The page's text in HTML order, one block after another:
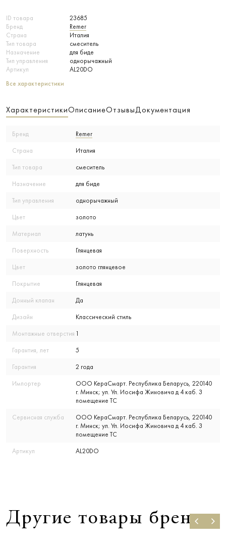
ID товара
23685
Бренд
Remer
Страна
Италия
Тип товара
смеситель
Назначение
для биде
Тип управления
однорычажный
Артикул
AL20DO
Все характеристики
ХарактеристикиОписаниеОтзывыДокументация
Бренд Remer
Страна Италия
Тип товара смеситель
Назначение для биде
Тип управления однорычажный
Цвет золото
Материал латунь
Поверхность Глянцевая
Цвет золото глянцевое
Покрытие Глянцевая
Донный клапан Да
Дизайн Классический стиль
Монтажные отверстия 1
Гарантия, лет 5
Гарантия 2 года
Импортер
ООО КераСмарт. Республика Беларусь, 220140
г. Минск; ул. Ул. Иосифа Жиновича д 4 каб. 3
помещение ТС
Сервисная служба
ООО КераСмарт. Республика Беларусь, 220140
г. Минск; ул. Ул. Иосифа Жиновича д 4 каб. 3
помещение ТС
Артикул AL20DO
Другие товары бренда